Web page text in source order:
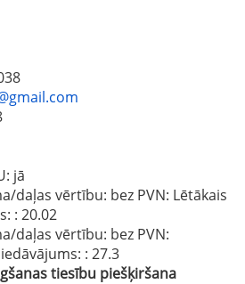
jā
daļas vērtību: bez PVN: Lētākais
: 20.02
daļas vērtību: bez PVN:
: 27.3
tiesību piešķiršana